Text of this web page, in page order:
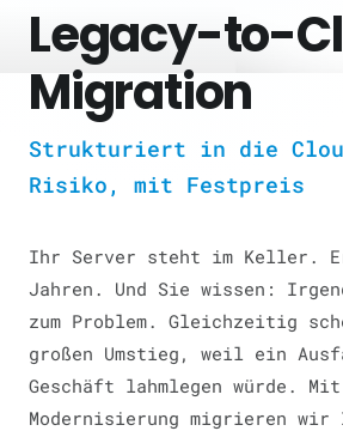
Legacy-to-
Migration
Strukturiert in die
Risiko, mit Festpreis
Ihr Server steht im Keller.
Jahren. Und Sie wissen:
zum Problem. Gleichzeitig
großen Umstieg, weil ein
Geschäft lahmlegen würde.
Modernisierung migrieren wir